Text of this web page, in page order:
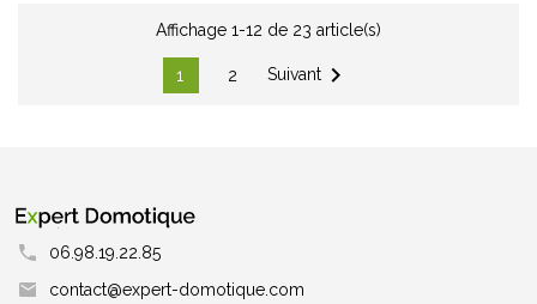
Affichage 1-12 de 23 article(s)
1 2 Suivant 
06.98.19.22.85
contact@expert-domotique.com